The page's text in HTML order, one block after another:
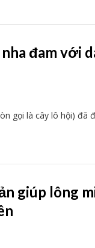
đam với
gọi là cây lô hội) đã
giúp lông